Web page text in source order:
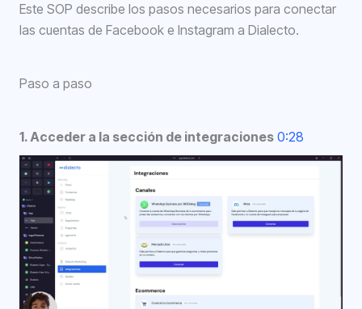
Este SOP describe los pasos necesarios para conectar
las cuentas de Facebook e Instagram a Dialecto.
Paso a paso
1. Acceder a la sección de integraciones 0:28